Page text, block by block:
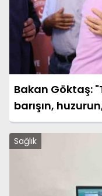
Bakan Göktaş:
barışın,
güçlendiği bir
Sağlık